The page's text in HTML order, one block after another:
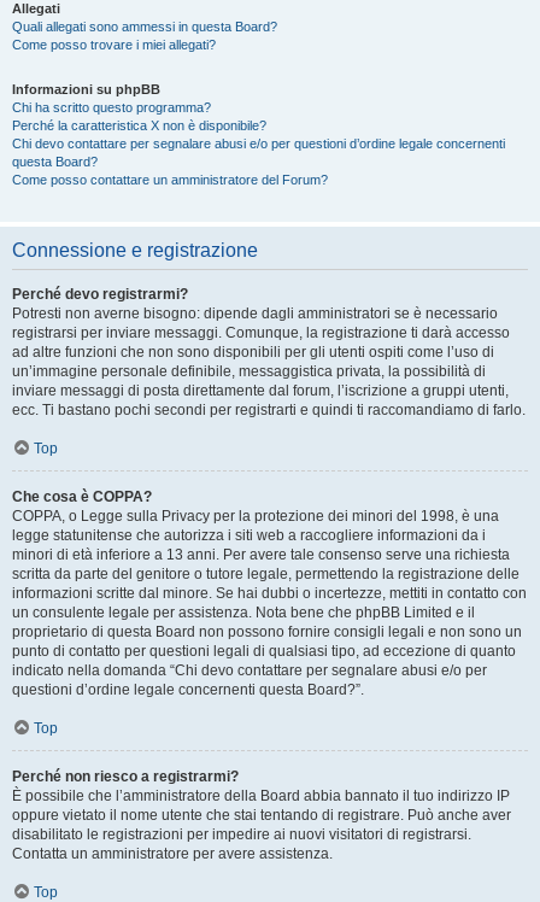
Allegati
Quali allegati sono ammessi in questa Board?
Come posso trovare i miei allegati?
Informazioni su phpBB
Chi ha scritto questo programma?
Perché la caratteristica X non è disponibile?
Chi devo contattare per segnalare abusi e/o per questioni d’ordine legale concernenti
questa Board?
Come posso contattare un amministratore del Forum?
Connessione e registrazione
Perché devo registrarmi?
Potresti non averne bisogno: dipende dagli amministratori se è necessario
registrarsi per inviare messaggi. Comunque, la registrazione ti darà accesso
ad altre funzioni che non sono disponibili per gli utenti ospiti come l’uso di
un’immagine personale definibile, messaggistica privata, la possibilità di
inviare messaggi di posta direttamente dal forum, l’iscrizione a gruppi utenti,
ecc. Ti bastano pochi secondi per registrarti e quindi ti raccomandiamo di farlo.
Top
Che cosa è COPPA?
COPPA, o Legge sulla Privacy per la protezione dei minori del 1998, è una
legge statunitense che autorizza i siti web a raccogliere informazioni da i
minori di età inferiore a 13 anni. Per avere tale consenso serve una richiesta
scritta da parte del genitore o tutore legale, permettendo la registrazione delle
informazioni scritte dal minore. Se hai dubbi o incertezze, mettiti in contatto con
un consulente legale per assistenza. Nota bene che phpBB Limited e il
proprietario di questa Board non possono fornire consigli legali e non sono un
punto di contatto per questioni legali di qualsiasi tipo, ad eccezione di quanto
indicato nella domanda “Chi devo contattare per segnalare abusi e/o per
questioni d’ordine legale concernenti questa Board?”.
Top
Perché non riesco a registrarmi?
È possibile che l’amministratore della Board abbia bannato il tuo indirizzo IP
oppure vietato il nome utente che stai tentando di registrare. Può anche aver
disabilitato le registrazioni per impedire ai nuovi visitatori di registrarsi.
Contatta un amministratore per avere assistenza.
Top